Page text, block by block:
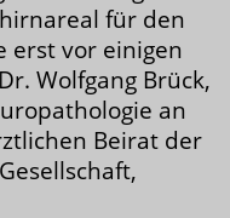
für den
erst vor einigen
Wolfgang Brück,
an
Beirat der
Gesellschaft,